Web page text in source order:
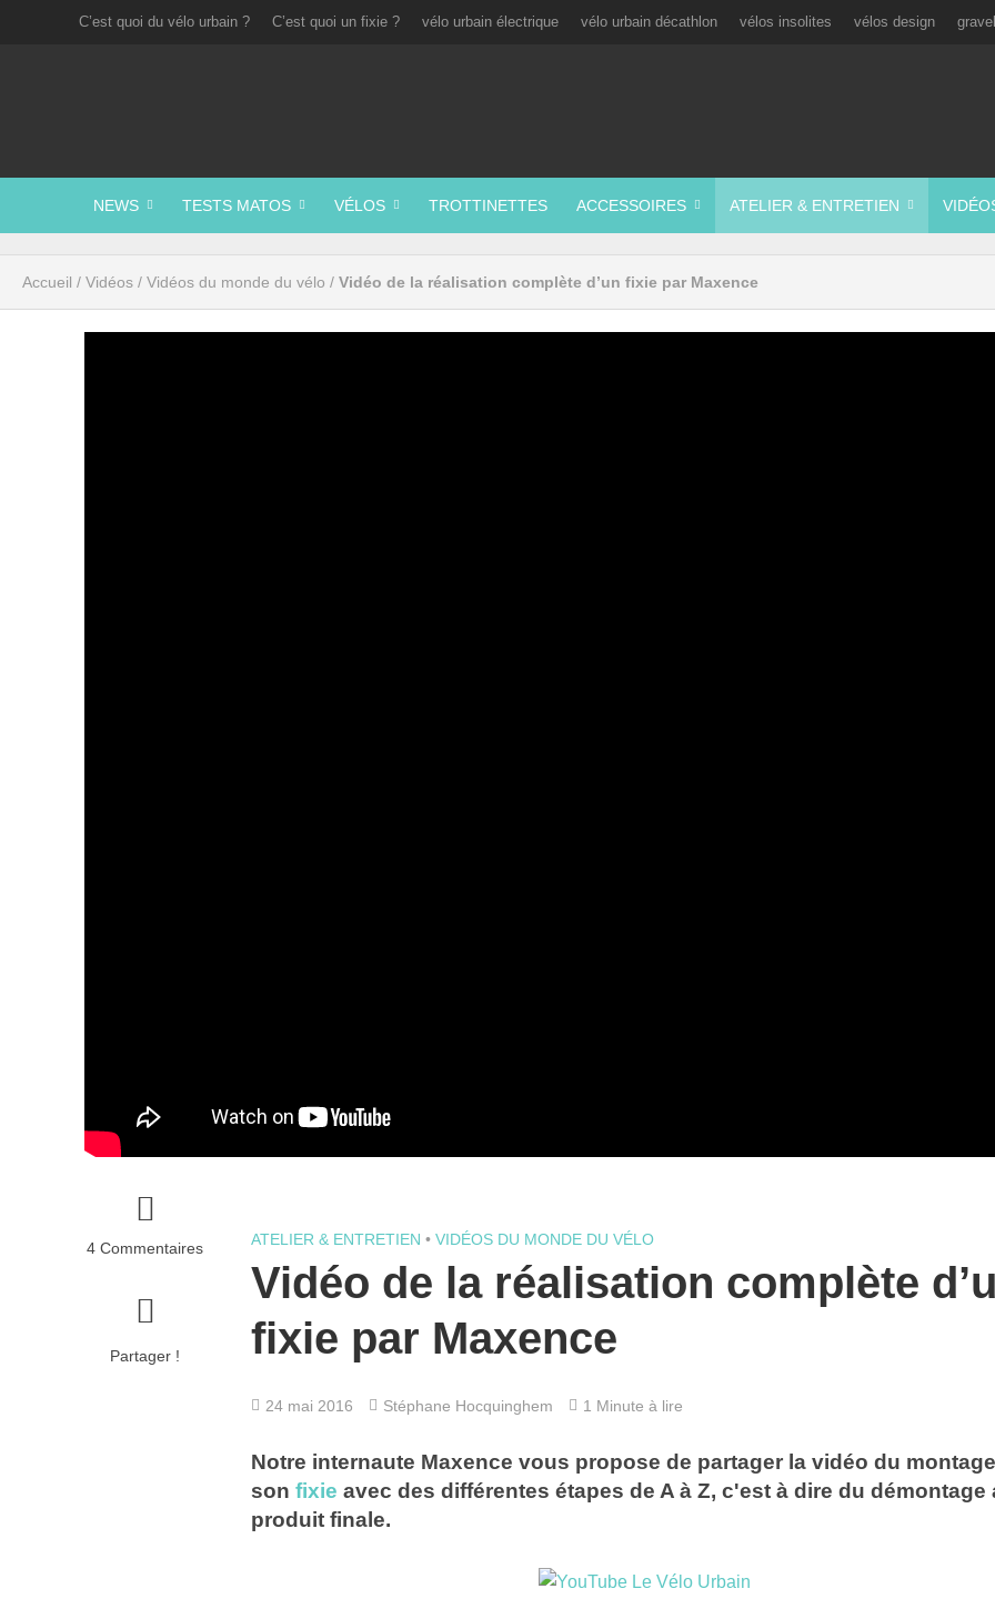
C’est quoi du vélo urbain ? C’est quoi un fixie ? vélo urbain électrique vélo urbain décathlon vélos insolites vélos design gravel
NEWS TESTS MATOS VÉLOS TROTTINETTES ACCESSOIRES ATELIER & ENTRETIEN
Accueil / Vidéos / Vidéos du monde du vélo / Vidéo de la réalisation complète d’un fixie par Maxence
4 Commentaires
Partager !
ATELIER & ENTRETIEN • VIDÉOS DU MONDE DU VÉLO
Vidéo de la réalisation complète
fixie par Maxence
24 mai 2016 Stéphane Hocquinghem 1 Minute à lire
Notre internaute Maxence vous propose de partager la vidéo du
son fixie avec des différentes étapes de A à Z, c'est à dire du démontage
produit finale.